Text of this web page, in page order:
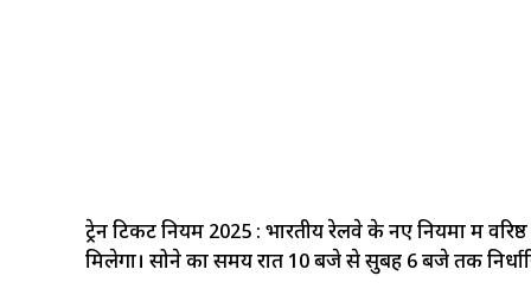
ट्रेन टिकट नियम 2025 : भारतीय रेलवे के नए नियमों में
मिलेगा। सोने का समय रात 10 बजे से सुबह 6 बजे तक